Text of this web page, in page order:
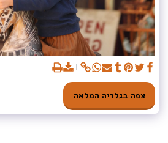
צפה בגלריה המלאה